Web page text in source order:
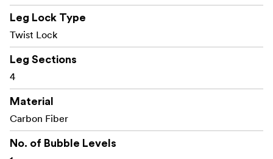
cm.
Leg Lock Type
Twist Lock
Leg Sections
4
Material
Carbon Fiber
No. of Bubble Levels